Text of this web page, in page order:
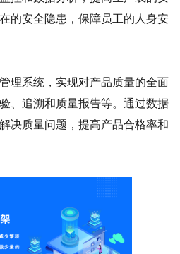
的安全隐患，保障员工的人身安
理系统，实现对产品质量的全面
、追溯和质量报告等。通过数据
决质量问题，提高产品合格率和